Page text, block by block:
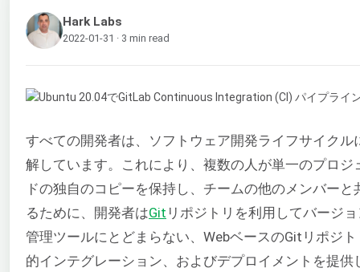
Hark Labs
2022-01-31 · 3 min read
すべての開発者は、ソフトウェア開発ライフサイク
解しています。これにより、複数の人が単一のプロ
ドの独自のコピーを保持し、チームの他のメンバー
るために、開発者はGit リポジトリを利用してバージ
管理ツールにとどまらない、WebベースのGitリポジ
的インテグレーション、およびデプロイメントを提供